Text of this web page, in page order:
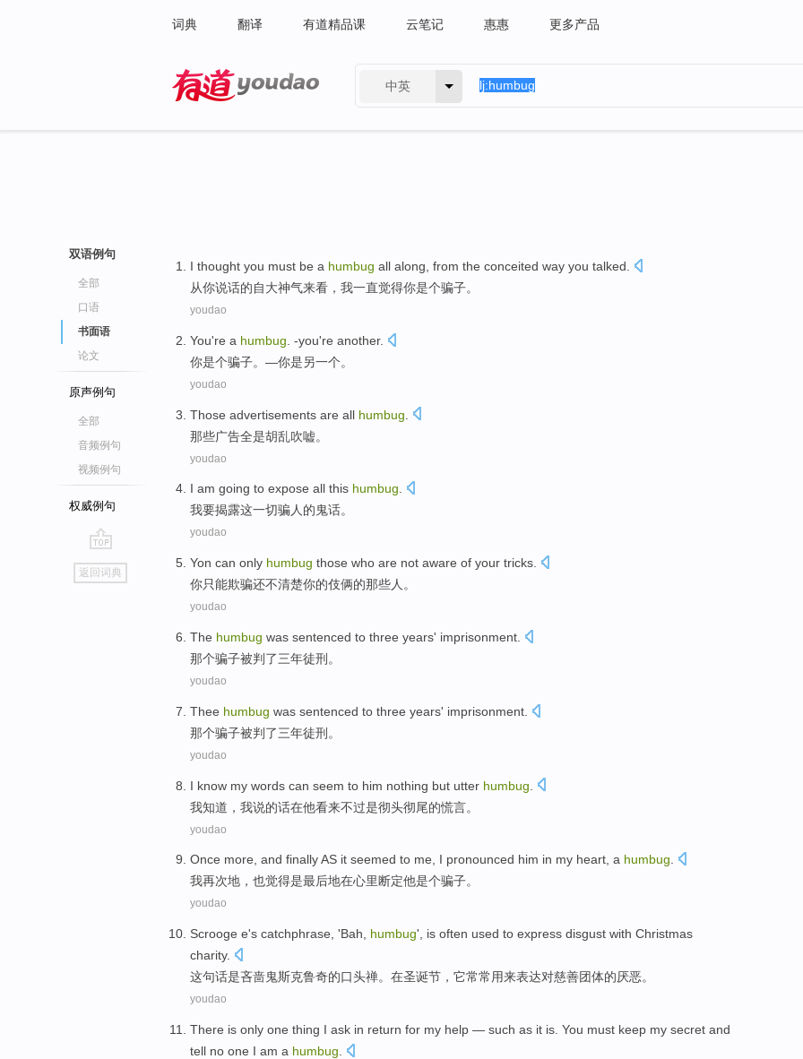
词典 翻译 有道精品课 云笔记 惠惠 更多产品
中英
双语例句
全部
口语
书面语
论文
原声例句
全部
音频例句
视频例句
权威例句
go
top
返回词典
I thought you must be a humbug all along from the conceited way you talked.
从你说话的自大神气来看， 我一直觉得你是个骗子。
youdao
You're a humbug -you're another.
你是个骗子。—你是另一个。
youdao
Those advertisements are all humbug
那些广告全是胡乱吹嘘。
youdao
I am going to expose all this humbug.
我要揭露这一切骗人的鬼话。
youdao
Yon can only humbug those who are not aware of your tricks
你只能欺骗还不清楚你的伎俩的那些人 。
youdao
The humbug was sentenced to three years' imprisonment
那个骗子被判 了三年徒刑。
youdao
Thee humbug was sentenced to three years' imprisonment
那个骗子被判 了三年徒刑。
youdao
I know my words can seem to him nothing but utter humbug
我知道 ， 我说的话在他看来不过是彻头彻尾的慌言。
youdao
Once more, and finallyAS it seemed to me, I pronounced him in my heart, a humbug.
我再次地， 也觉得是最后地在心里断定他是个骗子。
youdao
Scrooge e's catchphrase, 'Bah, humbug', is often used to express disgust with Christmas
charity.
这句话是吝啬鬼斯克鲁奇的口头禅。在圣诞节 ，它常常 用来表达对慈善团体的厌恶。
youdao
There is only one thing I ask in return for my help — such as it is You must keep my secret and
tell no one I am a humbug